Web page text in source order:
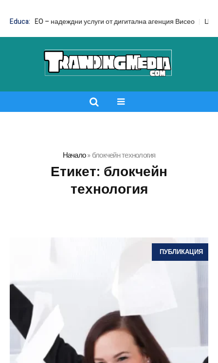
Educa:
SEO – надеждни услуги от дигитална агенция Висео Цял
Начало»блокчейн технология
Етикет: блокчейн
технология
ПУБЛИКАЦИЯ